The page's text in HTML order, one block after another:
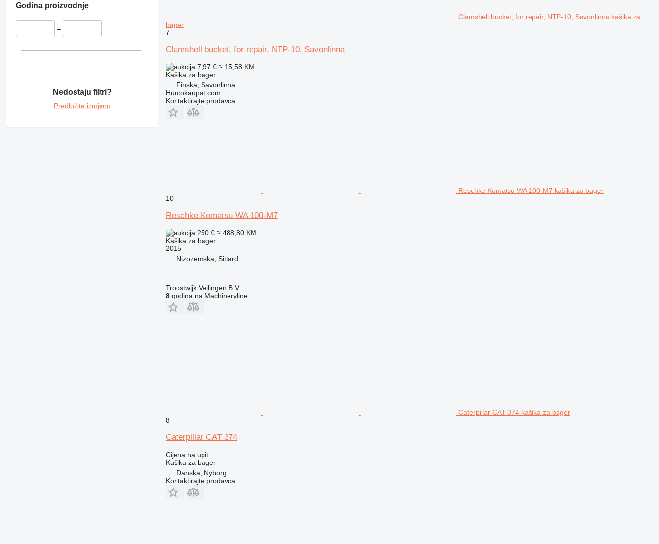
Godina proizvodnje
–
Nedostaju filtri?
Predložite izmjenu
Clamshell bucket, for repair, NTP-10, Savonlinna kašika za
bager
7
Clamshell bucket, for repair, NTP-10, Savonlinna
7,97 € ≈ 15,58 KM
Kašika za bager
Finska, Savonlinna
Huutokaupat.com
Kontaktirajte prodavca
Reschke Komatsu WA 100-M7 kašika za bager
10
Reschke Komatsu WA 100-M7
250 € ≈ 488,80 KM
Kašika za bager
2015
Nizozemska, Sittard
Troostwijk Veilingen B.V.
8godina na Machineryline
Caterpillar CAT 374 kašika za bager
8
Caterpillar CAT 374
Cijena na upit
Kašika za bager
Danska, Nyborg
Kontaktirajte prodavca